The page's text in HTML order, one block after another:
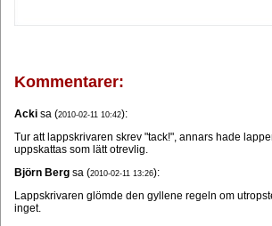
Kommentarer:
Acki sa (2010-02-11 10:42):
Tur att lappskrivaren skrev "tack!", annars hade
uppskattas som lätt otrevlig.
Björn Berg sa (2010-02-11 13:26):
Lappskrivaren glömde den gyllene regeln om
inget.